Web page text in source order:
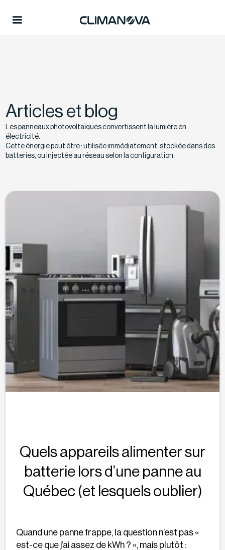
Articles et blog
Les panneaux photovoltaïques convertissent la lumière en
électricité.
Cette énergie peut être : utilisée immédiatement, stockée dans des
batteries, ou injectée au réseau selon la configuration.
Quels appareils alimenter sur
batterie lors d’une panne au
Québec (et lesquels oublier)
Quand une panne frappe, la question n’est pas «
est-ce que j’ai assez de kWh ? », mais plutôt :